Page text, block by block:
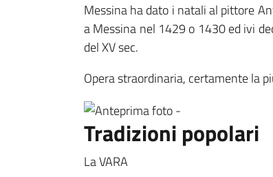
Messina ha dato i natali al pittore
a Messina nel 1429 o 1430 ed ivi
del XV sec.
Opera straordinaria, certamente la
Tradizioni popolari
La VARA